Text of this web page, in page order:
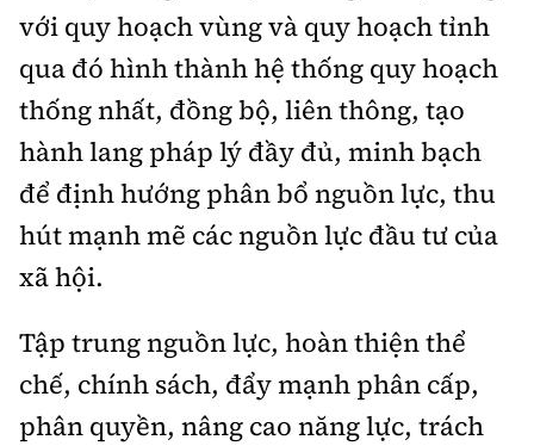
với quy hoạch vùng và quy hoạch tỉnh
qua đó hình thành hệ thống quy hoạch
thống nhất, đồng bộ, liên thông, tạo
hành lang pháp lý đầy đủ, minh bạch
để định hướng phân bổ nguồn lực, thu
hút mạnh mẽ các nguồn lực đầu tư của
xã hội.
Tập trung nguồn lực, hoàn thiện thể
chế, chính sách, đẩy mạnh phân cấp,
phân quyền, nâng cao năng lực, trách